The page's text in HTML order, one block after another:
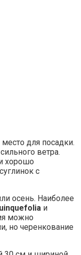
для посадки.
ветра.
хорошо
с
осень. Наиболее
и
можно
но черенкование